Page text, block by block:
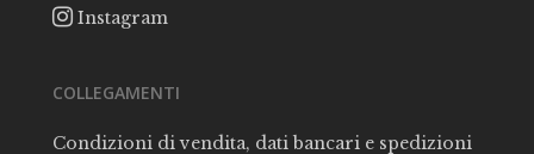
Instagram
COLLEGAMENTI
Condizioni di vendita, dati bancari e spedizioni